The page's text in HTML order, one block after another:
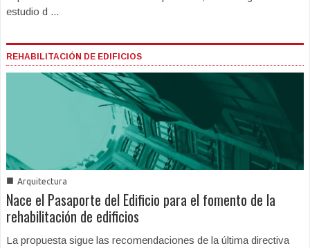
estudio d ...
REHABILITACIÓN DE EDIFICIOS
■ Arquitectura
Nace el Pasaporte del Edificio para el fomento de la
rehabilitación de edificios
La propuesta sigue las recomendaciones de la última directiva